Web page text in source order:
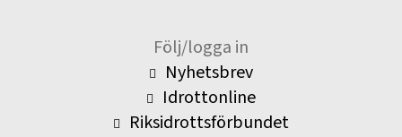
Följ/logga in
Nyhetsbrev
Idrottonline
Riksidrottsförbundet